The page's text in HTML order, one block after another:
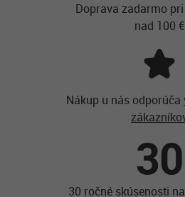
Doprava zadarmo
nad 100 €
Nákup u nás odporúča
30
30 ročné skúsenosti